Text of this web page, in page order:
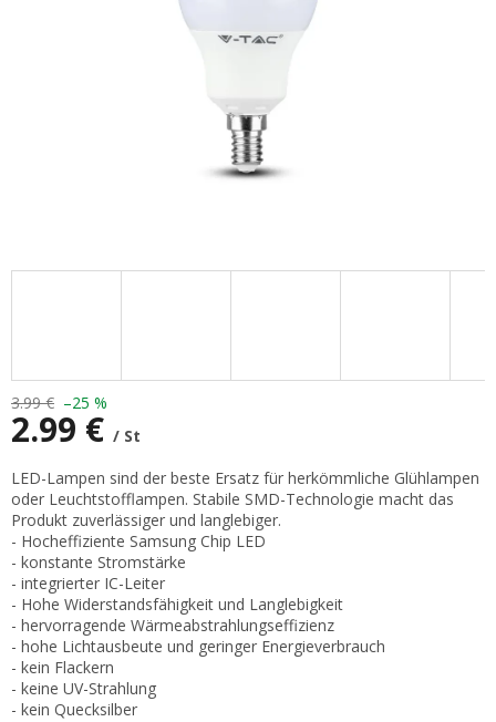
3.99 € –25 %
2.99 € / St
LED-Lampen sind der beste Ersatz für herkömmliche Glühlampen
oder Leuchtstofflampen. Stabile SMD-Technologie macht das
Produkt zuverlässiger und langlebiger.
- Hocheffiziente Samsung Chip LED
- konstante Stromstärke
- integrierter IC-Leiter
- Hohe Widerstandsfähigkeit und Langlebigkeit
- hervorragende Wärmeabstrahlungseffizienz
- hohe Lichtausbeute und geringer Energieverbrauch
- kein Flackern
- keine UV-Strahlung
- kein Quecksilber